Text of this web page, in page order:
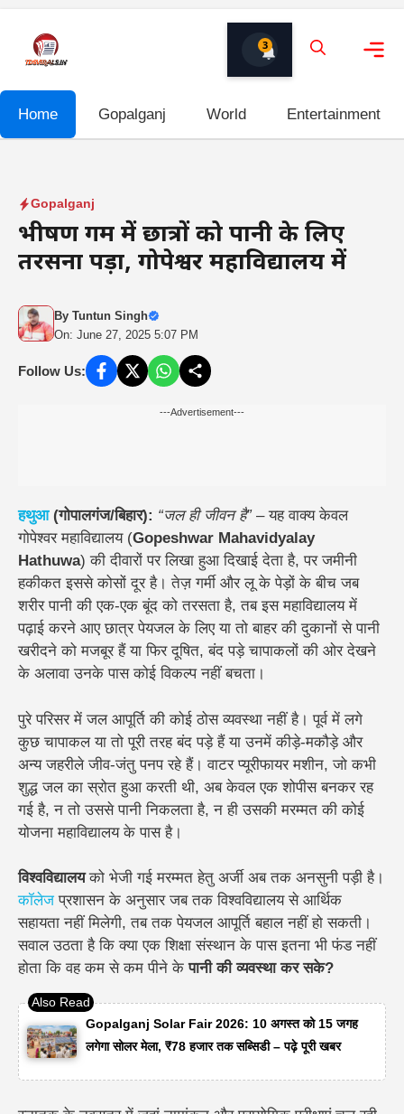
content
3
Home Gopalganj World Entertainment
Gopalganj
भीषण गर्मी में छात्रों को पानी के लिए
तरसना पड़ा, गोपेश्वर महाविद्यालय में
By Tuntun Singh
On: June 27, 2025 5:07 PM
Follow Us:
---Advertisement---
हथुआ(गोपालगंज/बिहार): “जल ही जीवन है”– यह वाक्य केवल
गोपेश्वर महाविद्यालय (Gopeshwar Mahavidyalay
Hathuwa) की दीवारों पर लिखा हुआ दिखाई देता है, पर जमीनी
हकीकत इससे कोसों दूर है। तेज़ गर्मी और लू के पेड़ों के बीच जब
शरीर पानी की एक-एक बूंद को तरसता है, तब इस महाविद्यालय में
पढ़ाई करने आए छात्र पेयजल के लिए या तो बाहर की दुकानों से पानी
खरीदने को मजबूर हैं या फिर दूषित, बंद पड़े चापाकलों की ओर देखने
के अलावा उनके पास कोई विकल्प नहीं बचता।
पुरे परिसर में जल आपूर्ति की कोई ठोस व्यवस्था नहीं है। पूर्व में लगे
कुछ चापाकल या तो पूरी तरह बंद पड़े हैं या उनमें कीड़े-मकौड़े और
अन्य जहरीले जीव-जंतु पनप रहे हैं। वाटर प्यूरीफायर मशीन, जो कभी
शुद्ध जल का स्रोत हुआ करती थी, अब केवल एक शोपीस बनकर रह
गई है, न तो उससे पानी निकलता है, न ही उसकी मरम्मत की कोई
योजना महाविद्यालय के पास है।
विश्वविद्यालयको भेजी गई मरम्मत हेतु अर्जी अब तक अनसुनी पड़ी है।
कॉलेजप्रशासन के अनुसार जब तक विश्वविद्यालय से आर्थिक
सहायता नहीं मिलेगी, तब तक पेयजल आपूर्ति बहाल नहीं हो सकती।
सवाल उठता है कि क्या एक शिक्षा संस्थान के पास इतना भी फंड नहीं
होता कि वह कम से कम पीने केपानी की व्यवस्था कर सके?
Gopalganj Solar Fair 2026: 10 अगस्त को 15 जगह
लगेगा सोलर मेला, ₹78 हजार तक सब्सिडी – पढ़े पूरी खबर